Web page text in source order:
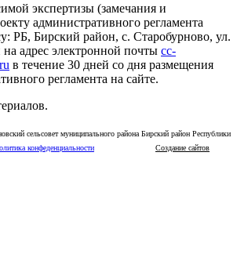
экспертизы (замечания и
административного регламента
РБ, Бирский район, с. Старобурново, ул.
адрес электронной почты cc-
в течение 30 дней со дня размещения
регламента на сайте.
сельсовет муниципального района Бирский район Республики
конфеденциальности
Создание сайтов